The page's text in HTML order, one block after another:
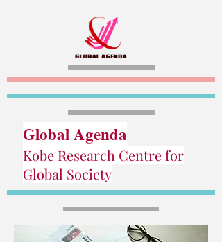
Global Agenda
Kobe Research Centre for
Global Society